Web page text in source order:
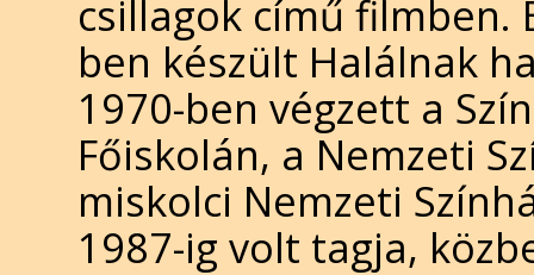
csillagok című filmben.
ben készült Halálnak
1970-ben végzett a
Főiskolán, a Nemzeti
miskolci Nemzeti
1987-ig volt tagja,